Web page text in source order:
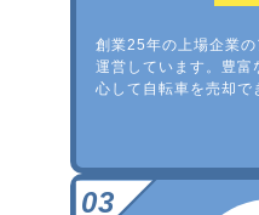
創業25年の上場企業
運営しています。豊富
心して自転車を売却で